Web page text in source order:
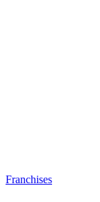
Franchises